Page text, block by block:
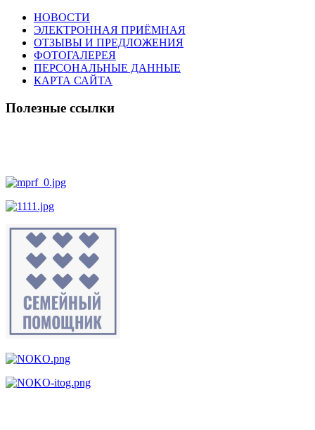
НОВОСТИ
ЭЛЕКТРОННАЯ ПРИЁМНАЯ
ОТЗЫВЫ И ПРЕДЛОЖЕНИЯ
ФОТОГАЛЕРЕЯ
ПЕРСОНАЛЬНЫЕ ДАННЫЕ
КАРТА САЙТА
Полезные ссылки